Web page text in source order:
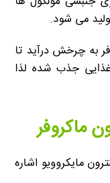
می شود.
به چرخش درآید تا
جذب شده لذا
مایکروویو اشاره